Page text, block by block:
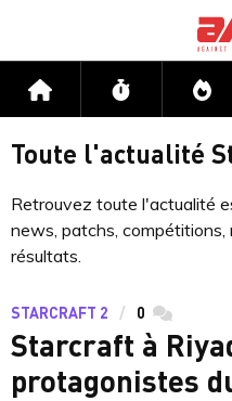
Accueil Flux
Toute l'actualité
Retrouvez toute l'actualité
news, patchs,
résultats.
STARCRAFT 2 0
Starcraft à
protagonistes